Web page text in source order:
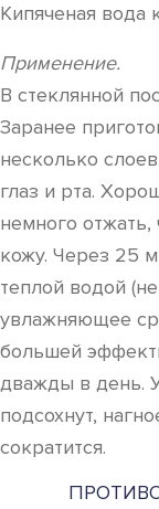
Кипяченая вода
Применение.
В стеклянной
Заранее
несколько
глаз и рта.
немного отжать,
кожу. Через 25
теплой водой
увлажняющее
большей
дважды в день.
подсохнут,
сократится.